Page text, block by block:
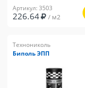
Артикул: 3503
226.64 / м2
Технониколь
Биполь ЭПП